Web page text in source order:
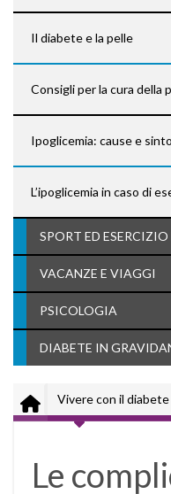
Il diabete e la pelle
Consigli per la cura della
Ipoglicemia: cause e
L’ipoglicemia in caso di
SPORT ED
VACANZE E VIAGGI
PSICOLOGIA
DIABETE IN
Vivere con il diabete
Le